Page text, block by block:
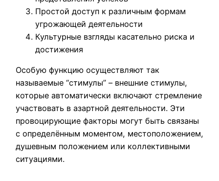
Простой доступ к различным формам
угрожающей деятельности
Культурные взгляды касательно риска и
достижения
Особую функцию осуществляют так
называемые “стимулы” – внешние стимулы,
которые автоматически включают стремление
участвовать в азартной деятельности. Эти
провоцирующие факторы могут быть связаны
с определённым моментом, местоположением,
душевным положением или коллективными
ситуациями.